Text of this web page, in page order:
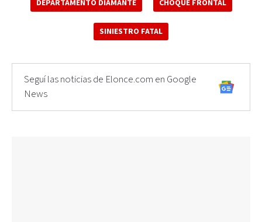
DEPARTAMENTO DIAMANTE CHOQUE FRONTAL
SINIESTRO FATAL
Seguí las noticias de Elonce.com en Google
News